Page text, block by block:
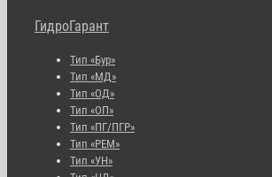
ГидроГарант
Тип «Бур»
Тип «МД»
Тип «ОД»
Тип «ОП»
Тип «ПГ/ПГР»
Тип «РЕМ»
Тип «УН»